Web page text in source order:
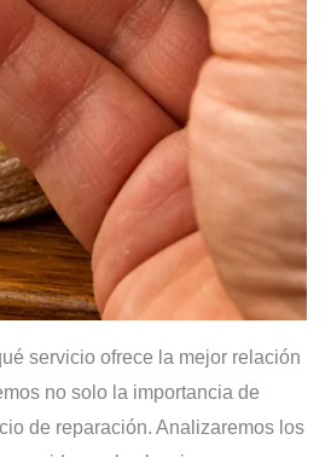
servicio ofrece la mejor relación
no solo la importancia de
de reparación. Analizaremos los